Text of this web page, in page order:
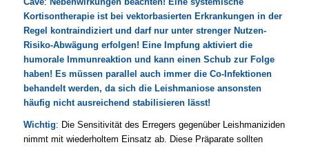
Kortisontherapie ist bei vektorbasierten Erkrankungen in der
Regel kontraindiziert und darf nur unter strenger Nutzen-
Risiko-Abwägung erfolgen! Eine Impfung aktiviert die
humorale Immunreaktion und kann einen Schub zur Folge
haben! Es müssen parallel auch immer die Co-Infektionen
behandelt werden, da sich die Leishmaniose ansonsten
häufig nicht ausreichend stabilisieren lässt!
Wichtig: Die Sensitivität des Erregers gegenüber Leishmaniziden
nimmt mit wiederholtem Einsatz ab. Diese Präparate sollten